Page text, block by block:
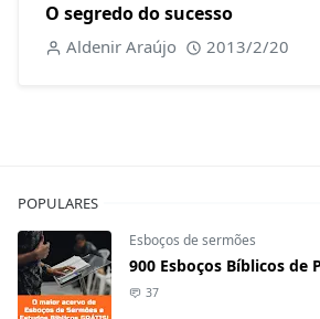
O segredo do sucesso
Aldenir Araújo 2013/2/20
POPULARES
Esboços de sermões
900 Esboços Bíblicos de
37